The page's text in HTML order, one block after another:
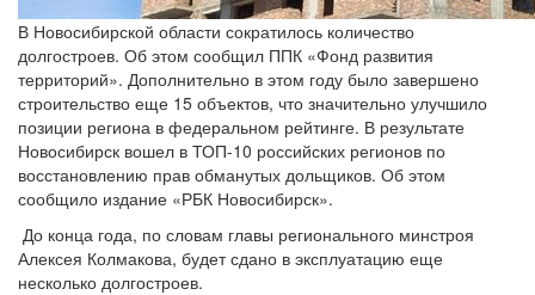
В Новосибирской области сократилось количество
долгостроев. Об этом сообщил ППК «Фонд развития
территорий». Дополнительно в этом году было завершено
строительство еще 15 объектов, что значительно улучшило
позиции региона в федеральном рейтинге. В результате
Новосибирск вошел в ТОП-10 российских регионов по
восстановлению прав обманутых дольщиков. Об этом
сообщило издание «РБК Новосибирск».
До конца года, по словам главы регионального минстроя
Алексея Колмакова, будет сдано в эксплуатацию еще
несколько долгостроев.